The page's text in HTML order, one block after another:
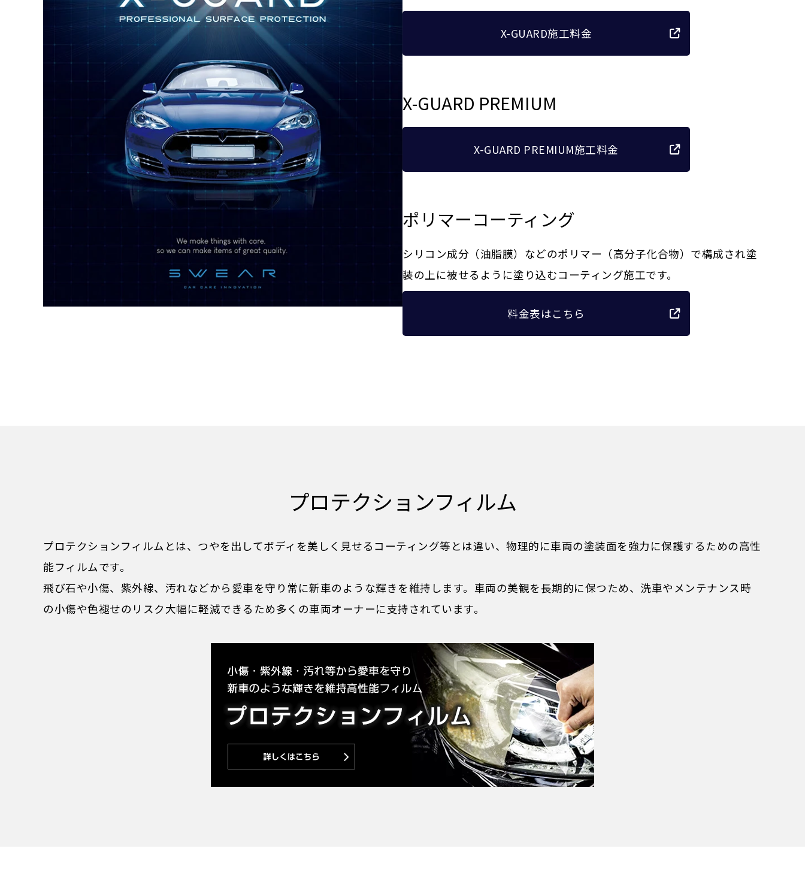
X-GUARD施工料金
X-GUARD PREMIUM
X-GUARD PREMIUM施工料金
ポリマーコーティング
シリコン成分（油脂膜）などのポリマー（高分子化合物）で構成され塗
装の上に被せるように塗り込むコーティング施工です。
料金表はこちら
プロテクションフィルム
プロテクションフィルムとは、つやを出してボディを美しく見せるコーティング等とは違い、物理的に車両の塗装面を強力に保護するための高性
能フィルムです。
飛び石や小傷、紫外線、汚れなどから愛車を守り常に新車のような輝きを維持します。車両の美観を長期的に保つため、洗車やメンテナンス時
の小傷や色褪せのリスク大幅に軽減できるため多くの車両オーナーに支持されています。